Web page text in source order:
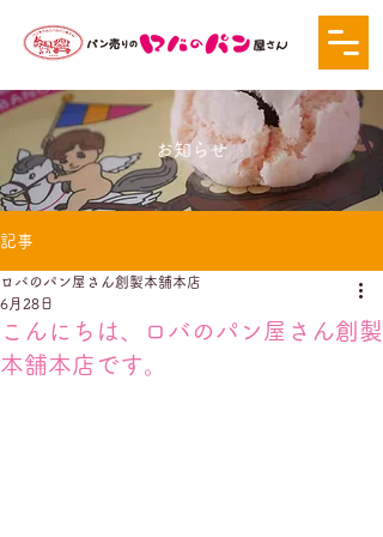
お知らせ
記事
こんにちは、ロバのパン屋さん創製
本舗本店です。
ロバのパン屋さん創製本舗本店
6月28日